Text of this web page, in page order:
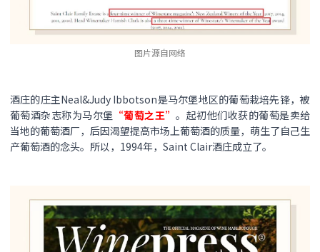
图片源自网络
酒庄的庄主Neal&Judy Ibbotson是马尔堡地区的葡萄栽培先锋，被
葡萄酒杂志称为马尔堡 “葡萄之王” 。起初他们收获的葡萄是卖给
当地的葡萄酒厂，后因渴望提高市场上葡萄酒的质量，萌生了自己生
产葡萄酒的念头。所以，1994年，Saint Clair酒庄成立了。